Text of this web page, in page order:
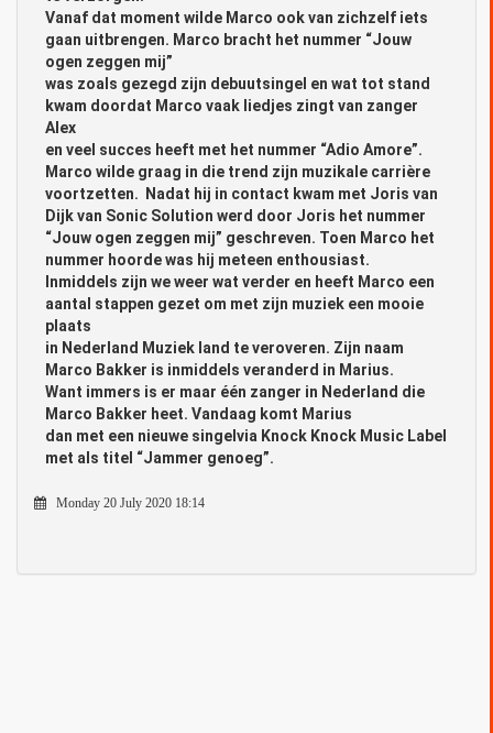
Vanaf dat moment wilde Marco ook van zichzelf iets
gaan uitbrengen. Marco bracht het nummer “Jouw
ogen zeggen mij”
was zoals gezegd zijn debuutsingel en wat tot stand
kwam doordat Marco vaak liedjes zingt van zanger
Alex
en veel succes heeft met het nummer “Adio Amore”.
Marco wilde graag in die trend zijn muzikale carrière
voortzetten. Nadat hij in contact kwam met Joris van
Dijk van Sonic Solution werd door Joris het nummer
“Jouw ogen zeggen mij” geschreven. Toen Marco het
nummer hoorde was hij meteen enthousiast.
Inmiddels zijn we weer wat verder en heeft Marco een
aantal stappen gezet om met zijn muziek een mooie
plaats
in Nederland Muziek land te veroveren. Zijn naam
Marco Bakker is inmiddels veranderd in Marius.
Want immers is er maar één zanger in Nederland die
Marco Bakker heet. Vandaag komt Marius
dan met een nieuwe singelvia Knock Knock Music Label
met als titel “Jammer genoeg”.
Monday 20 July 2020 18:14